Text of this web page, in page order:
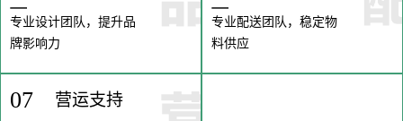
专业设计团队，提升品
牌影响力
专业配送团队，稳定物
料供应
07 营运支持